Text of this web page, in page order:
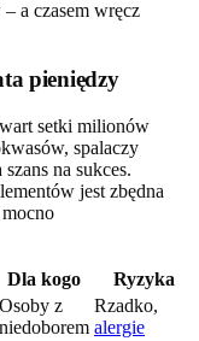
a czasem wręcz
pieniędzy
setki milionów
spalaczy
na sukces.
jest zbędna
Dla kogo
Ryzyka
Osoby z
niedoborem
Rzadko,
alergie